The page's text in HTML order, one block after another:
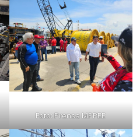
Foto: Prensa MPPEE